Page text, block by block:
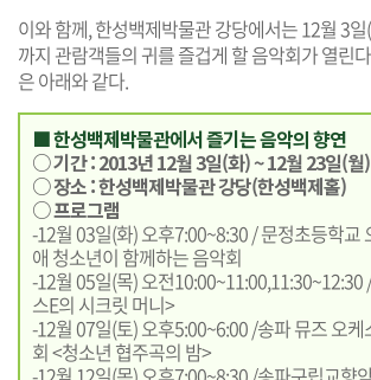
이와 함께, 한성백제박물관 강당에서는 12월 3
까지 관람객들의 귀를 즐겁게 할 음악회가 열린
은 아래와 같다.
■ 한성백제박물관에서 즐기는 음악의 향연
○ 기간 : 2013년 12월 3일(화) ~ 12월 23일(월)
○ 장소 :한성백제박물관 강당(한성백제홀)
○ 프로그램
-12월 03일(화) 오후7:00~8:30 / 문정초등학교
애 청소년이 함께하는 음악회
-12월 05일(목) 오전10:00~11:00,11:30~12:30
스E의 시크릿 머니>
-12월 07일(토) 오후5:00~6:00 /송파 뮤즈 오
회 <청소년 협주곡의 밤>